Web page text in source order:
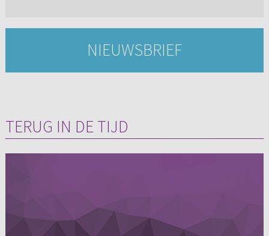
NIEUWSBRIEF
TERUG IN DE TIJD